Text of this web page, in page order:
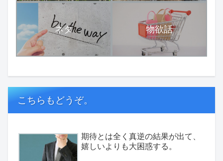
ネタ 物欲話
こちらもどうぞ。
期待とは全く真逆の結果が出て、
嬉しいよりも大困惑する。